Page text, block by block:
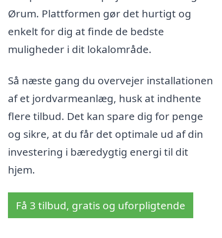
Ørum. Plattformen gør det hurtigt og
enkelt for dig at finde de bedste
muligheder i dit lokalområde.
Så næste gang du overvejer installationen
af et jordvarmeanlæg, husk at indhente
flere tilbud. Det kan spare dig for penge
og sikre, at du får det optimale ud af din
investering i bæredygtig energi til dit
hjem.
Få 3 tilbud, gratis og uforpligtende